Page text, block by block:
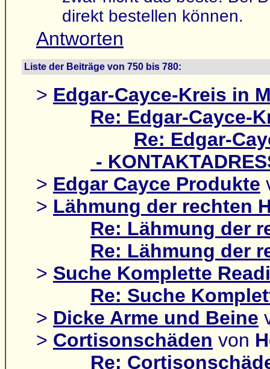
direkt bestellen können.
Antworten
Liste der Beiträge von 750 bis 780:
> Edgar-Cayce-Kreis in
Re: Edgar-Cayce-
Re: Edgar-
-
> Edgar Cayce Produkte
> Lähmung der rechten
Re: Lähmung der
Re: Lähmung der
> Suche Komplette
Re: Suche
> Dicke Arme und Beine
> Cortisonschäden von
Re: